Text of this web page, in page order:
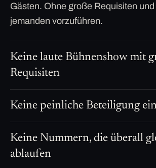
Gästen. Ohne große Requisiten und
jemanden vorzuführen.
Keine laute Bühnenshow mit
Requisiten
Keine peinliche Beteiligung
Keine Nummern, die überall
ablaufen